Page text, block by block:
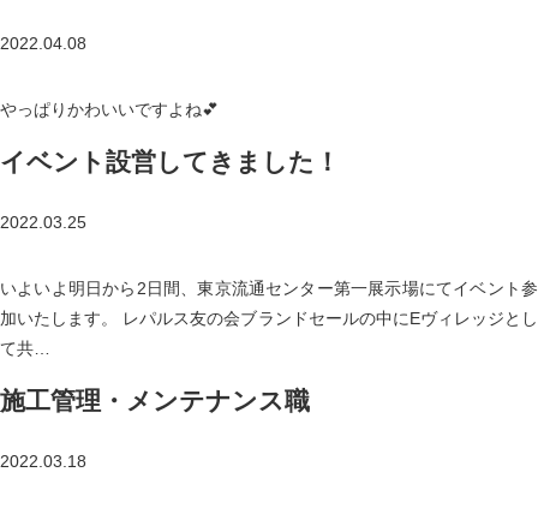
2022.04.08
やっぱりかわいいですよね💕
イベント設営してきました！
2022.03.25
いよいよ明日から2日間、東京流通センター第一展示場にてイベント参
加いたします。 レパルス友の会ブランドセールの中にEヴィレッジとし
て共…
施工管理・メンテナンス職
2022.03.18